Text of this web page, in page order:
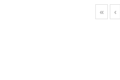
« ‹